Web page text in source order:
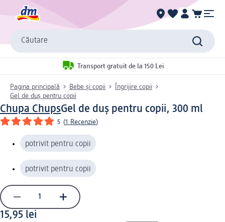
Căutare
Transport gratuit de la 150 Lei
Pagina principală Bebe și copii
Îngrijire copii
Gel de duș pentru copii
Chupa ChupsGel de duș pentru copii, 300 ml
5 (1 Recenzie)
potrivit pentru copii
potrivit pentru copii
15,95 lei